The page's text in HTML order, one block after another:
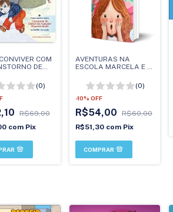
COM
DE
HIPERATIVIDADE
E NA (0)
R$69,00
com Pix
AVENTURAS NA
ESCOLA MARCELA E O
(ARTE EM LIVROS)(0)
-10% OFF
R$54,00
R$60,00
R$51,30 com Pix